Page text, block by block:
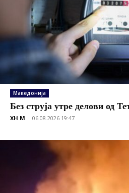
Македонија
Без струја утре делови од
XH M - 06.08.2026 19:47